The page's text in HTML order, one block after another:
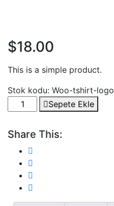
$18.00
This is a simple product.
Stok kodu: Woo-tshirt-logo
Dog
Chow
adet
Sepete Ekle
Share This: